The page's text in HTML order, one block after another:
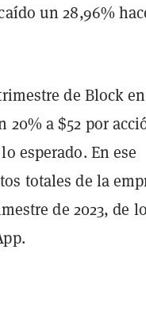
un 28,96%
de Block en
a $52 por
esperado. En ese
totales de la
de 2023, de